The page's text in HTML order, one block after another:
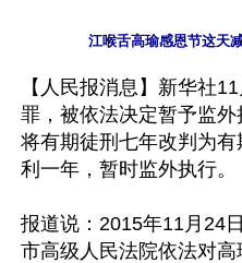
江喉舌高瑜感恩节这天
【人民报消息】新华社
罪，被依法决定暂予监外
将有期徒刑七年改判为
利一年，暂时监外执行。
报道说：2015年11月24
市高级人民法院依法对